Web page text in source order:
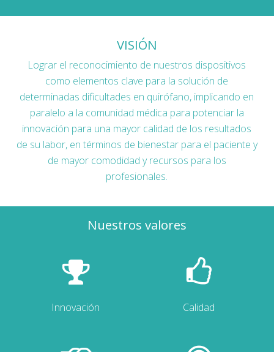
VISIÓN
Lograr el reconocimiento de nuestros dispositivos
como elementos clave para la solución de
determinadas dificultades en quirófano, implicando en
paralelo a la comunidad médica para potenciar la
innovación para una mayor calidad de los resultados
de su labor, en términos de bienestar para el paciente y
de mayor comodidad y recursos para los
profesionales.
Nuestros valores
Innovación Calidad